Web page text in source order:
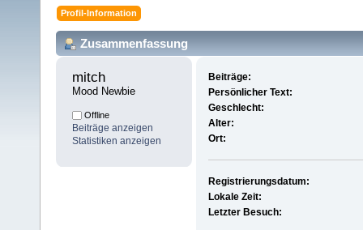
Profil-Information
Zusammenfassung
mitch
Mood Newbie
Offline
Beiträge anzeigen
Statistiken anzeigen
Beiträge:
Persönlicher Text:
Geschlecht:
Alter:
Ort:
Registrierungsdatum:
Lokale Zeit:
Letzter Besuch: